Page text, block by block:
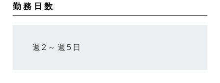
勤務日数
週2～週5日